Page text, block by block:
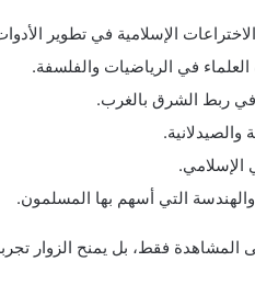
الإسلامية في تطوير
في الرياضيات والفلسفة.
في ربط الشرق بالغرب.
الإسلامي.
التي أسهم بها المسلمون.
المشاهدة فقط، بل يمنح الزوار